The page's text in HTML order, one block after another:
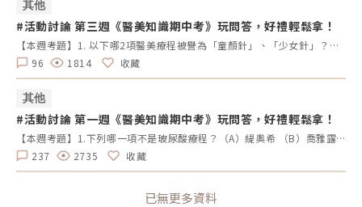
其他
#活動討論 第三週《醫美知識期中考》玩問答，好禮輕鬆拿！
【本週考題】1. 以下哪2項醫美療程被譽為「童顏針」、「少女針」？（A）洢蓮絲 (B）薇貝拉 （C）艾麗斯 （D）4D舒顏萃2.下列哪一項療程無法改善痘疤（痤瘡疤痕）？（A）UP雷射 （B）755蜂巢皮秒 （C）得美微針 （D）鳳凰電波3. 擁有真空專利水渦流技術，並搭配3種探頭，能改善粉刺、深層清潔毛孔、去除老廢角質，最後再施以精華導入。請問是哪一項臉部清潔保養的療程？（A）Wishpro唯施葆 （B）海菲秀 （C）二代水光槍 （D）得美微針筆4. 來自英國大廠BTL，結合「微針」與「電波」的優勢，並有電波界「愛馬仕」之稱的是哪一項療程名稱？（A）Q+音波 (B）翡翠電波 (C）女王電波 （D）時空E電波5. 以下哪2項是皮秒雷射的主要用途？（A）改善色素斑 （B）淡化痘疤 (C ）緊緻拉堤 （D）打造輪廓線【本週活動時間】9/2（一）AM09:00 - 9/8（日） PM23:59【活動獎勵】《LINE POINTS 50點》抽10名會員【活動方式】1.活動期間每週一AM09:00將在活動討論區釋出5道醫美問題。2.於每週日23:59回覆截止，經核對皆符合活動規範，將於次週一抽出得獎者、發放獎勵。3.若經查詢發佈無意義的回文，則喪失抽獎、獲獎資格。例如：非主題回覆、未完整回覆等。4.每位會員在當週僅限參與問答乙次。5.若當週獲獎的會員帳號，次週仍可參與問答和抽獎。6.連續4週皆有參與問答者，不論答案是否正確，皆可參加抽「LINE POINTS 100點」。7.每週一會於對應的活動討論區最下方公布得獎會員，請獲獎者務必加入「醫美圈圈官方LINE」以利獎勵發放。【回文範例】1.近期李英愛代言的醫美療程名稱？（A）Z音波（B）十倍電波 （C）精靈電波2.BTL EMFACE中文療程名稱？（A）菲斯波（B）時空E電波3.EMBODY其中療程效果是減脂嗎？（A）是 （B）否4.有小鳳凰之稱的是什麼？（A）玩美電波（B）索夫波 （C）翡翠電波5.玩美電波是由哪位藝人代言？（A）小S （B）隋棠（C）梁詠琪回文範例：Z音波，菲斯波，是，玩美電波，小S※請依照上述回覆格式，以避免混亂。第三週的正確答案如下：洢蓮絲、4D舒顏萃，鳳凰電波，海菲秀，時空E電波，改善色素斑、淡化痘疤
96
1814 收藏
其他
#活動討論 第一週《醫美知識期中考》玩問答，好禮輕鬆拿！
【本週考題】1.下列哪一項不是玻尿酸療程？（A）緹奧希 （B）喬雅露（C）瑞絲朗 （D）喬雅登2. 以下哪2種是膠原蛋白增生劑？（A）喬雅露 （B）4D舒顏萃 （C）瑞絲朗 （D）愛霓密絲3.「Sofwave索夫波」是由哪位藝人代言？（A）小S （B）梁詠琪 （C）蔡淑臻（D）林心如4. 請問最新推出透過高強度電場刺激並訓練臉部上升肌肉的儀器是哪一台？（A）EMBODY核心美力 （B）EXION時空Ｅ電波（C）EMFACE菲斯波（D）EMSCULPT NEO 熱磁減脂5. 請選擇能同時達到瘦小臉、改善動態紋路、瘦小腿及治療眼睛痙攣的療程是？（A）皮秒雷射 （B）玻尿酸 （C）冷凍減脂 （D）肉毒桿菌素【本週活動時間】8/19（一） AM 09：00-8/25（日） PM 23：59【活動獎勵】《LINE POINTS 50點》抽10名會員【活動方式】 活動期間每週一AM09:00將在活動討論區釋出5道醫美問題。 於每週日23:59回覆截止，經核對皆符合活動規範，將於次週一抽出得獎者、發放獎勵。 若經查詢發佈無意義的回文，則喪失抽獎、獲獎資格。例如：非主題回覆、未完整回覆等。 每位會員在當週僅限參與問答乙次。 若當週獲獎的會員帳號，次週仍可參與問答和抽獎。 連續4週皆有參與問答者，不論答案是否正確，皆可參加抽「LINE POINTS 100點」。 每週一會於對應的活動討論區最下方公布得獎會員，請獲獎者務必加入「醫美圈圈官方LINE」以利獎勵發放。【回文範例】1.近期李英愛代言的醫美療程名稱？（A）Z音波（B）十倍電波 （C）精靈電波2.BTL EMFACE中文療程名稱？（A）菲斯波（B）時空E電波3.EMBODY其中療程效果是減脂嗎？（A）是 （B）否4.有小鳳凰之稱的是什麼？（A）玩美電波（B）索夫波 （C）翡翠電波5.玩美電波是由哪位藝人代言？（A）小S （B）隋棠（C）梁詠琪回文範例：Z音波，菲斯波，是，玩美電波，小S※請依照上述回覆格式，以避免混亂。第一週的正確答案：喬雅露，喬雅露、4D舒顏萃，梁詠琪，EMFACE菲斯波，肉毒桿菌素。
237
2735 收藏
已無更多資料